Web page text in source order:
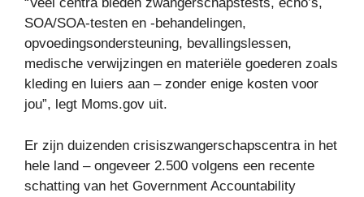
SOA/SOA-testen en -behandelingen,
opvoedingsondersteuning, bevallingslessen,
medische verwijzingen en materiële goederen zoals
kleding en luiers aan – zonder enige kosten voor
jou”, legt Moms.gov uit.
Er zijn duizenden crisiszwangerschapscentra in het
hele land – ongeveer 2.500 volgens een recente
schatting van het Government Accountability